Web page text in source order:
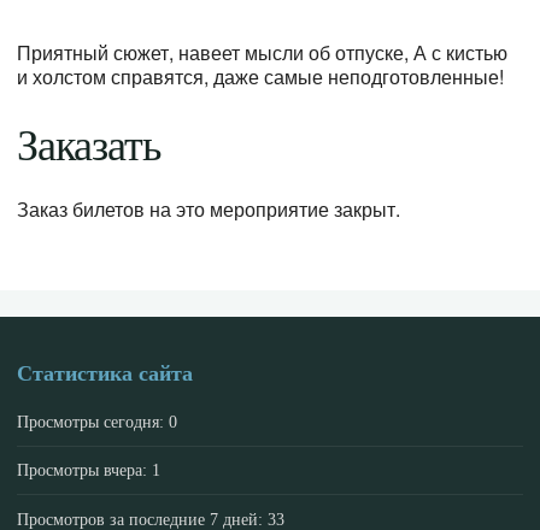
Приятный сюжет, навеет мысли об отпуске, А с кистью
и холстом справятся, даже самые неподготовленные!
Заказать
Заказ билетов на это мероприятие закрыт.
Статистика сайта
Просмотры сегодня:0
Просмотры вчера: 1
Просмотров за последние 7 дней:33